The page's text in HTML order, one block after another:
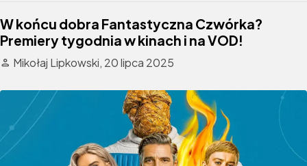
W końcu dobra Fantastyczna Czwórka?
Premiery tygodnia w kinach i na VOD!
Mikołaj Lipkowski, 20 lipca 2025